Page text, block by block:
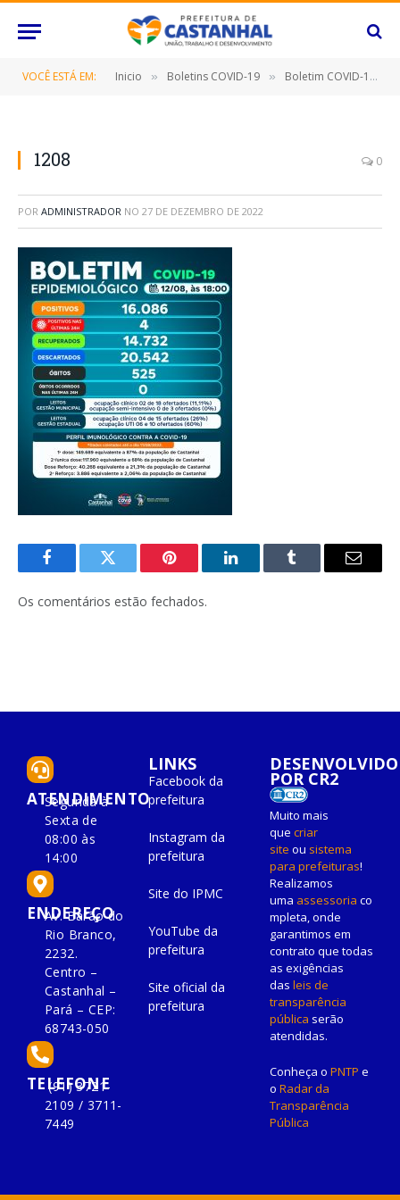
VOCÊ ESTÁ EM: Inicio » Boletins COVID-19 » Boletim COVID-19 (12/08/2022)
1208 0
POR ADMINISTRADOR NO 27 DE DEZEMBRO DE 2022
FacebookTwitter Pinterest O
Tumblr
E-
Os comentários estão fechados.
ATENDIMENTO
Segunda à
Sexta de
08:00 às
14:00
ENDEREÇO
Av. Barão do
Rio Branco,
2232.
Centro –
Castanhal –
Pará – CEP:
68743-050
TELEFONE
(91) 3721-
2109 / 3711-
7449
LINKS
Facebook da
prefeitura
Instagram da
prefeitura
Site do IPMC
YouTube da
prefeitura
Site oficial da
prefeitura
DESENVOLVIDO
POR CR2
Muito mais
que criar
site ou sistema
para prefeituras!
Realizamos
uma assessoria co
mpleta, onde
garantimos em
contrato que todas
as exigências
das leis de
transparência
pública serão
atendidas.
Conheça o PNTP e
o Radar da
Transparência
Pública